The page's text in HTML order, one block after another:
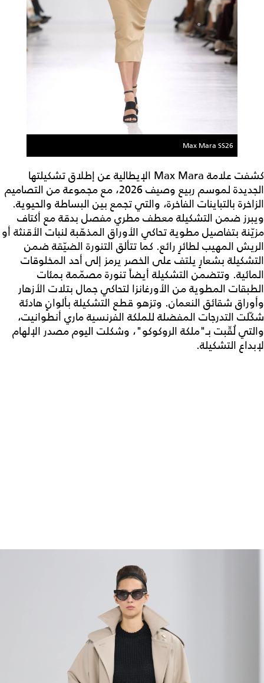
Max Mara SS26
كشفت علامة Max Mara الإيطالية عن إطلاق تشكيلتها
الجديدة لموسم ربيع وصيف 2026، مع مجموعة من التصاميم
الزاخرة بالتباينات الفاخرة، والتي تجمع بين البساطة والحيوية.
ويبرز ضمن التشكيلة معطف مطري مفصل بدقة مع أكتاف
مزيّنة بتفاصيل مطوية تحاكي الأوراق المذهّبة لنبات الأقنثة أو
الريش المهيب لطائرٍ رائع. كما تتألق التنورة الضيّقة ضمن
التشكيلة بشعارٍ يلتف على الخصر يرمز إلى أحد المخلوقات
المائية. وتتضمن التشكيلة أيضاً تنورة مصمّمة بمئات
الطبقات المطوية من الأورغانزا لتحاكي جمال بتلات الأزهار
وأوراق شقائق النعمان. وتزهو قطع التشكيلة بألوانٍ هادئة
شكّلت التدرجات المفضلة للملكة الفرنسية ماري أنطوانيت،
والتي لُقّبت بـ"ملكة الروكوكو"، وشكلت اليوم مصدر الإلهام
لإبداع التشكيلة.